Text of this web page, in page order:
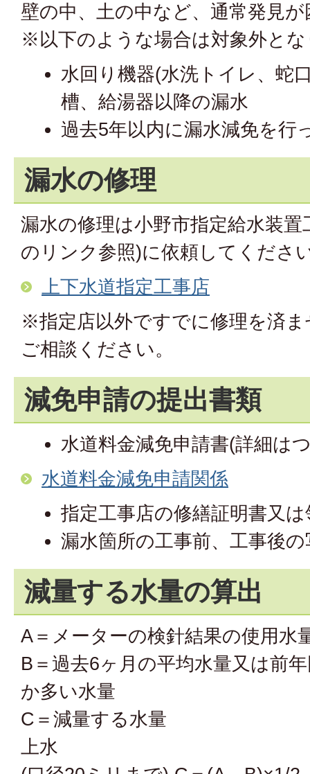
壁の中、土の中など、通常発見
※以下のような場合は対象外と
水回り機器(水洗トイレ、蛇
槽、給湯器以降の漏水
過去5年以内に漏水減免を行
漏水の修理
漏水の修理は小野市指定給水装
のリンク参照)に依頼してくださ
上下水道指定工事店
※指定店以外ですでに修理を済
ご相談ください。
減免申請の提出書類
水道料金減免申請書(詳細は
水道料金減免申請関係
指定工事店の修繕証明書又は
漏水箇所の工事前、工事後の
減量する水量の算出
A＝メーターの検針結果の使用水
B＝過去6ヶ月の平均水量又は前
か多い水量
C＝減量する水量
上水